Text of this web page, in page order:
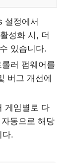
설정에서
성화 시, 더
있습니다.
러 펌웨어를
버그 개선에
게임별로 다
동으로 해당
다.